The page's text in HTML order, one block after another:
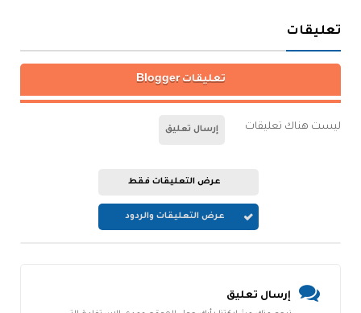
تعليقات
تعليقات Blogger
ليست هناك تعليقات إرسال تعليق
عرض التعليقات فقط
عرض التعليقات والردود
إرسال تعليق